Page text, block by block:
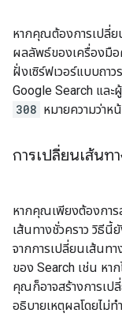
หากคุณต้องการเปลี่ย
ผลลัพธ์ของเครื่องมือ
ฝั่งเซิร์ฟเวอร์แบบถา
Google Search และ
308 หมายความว่าห
การเปลี่ยนเส้นท
หากคุณเพียงต้องการ
เส้นทางชั่วคราว วิธีนี้
จากการเปลี่ยนเส้นทา
ของ Search เช่น หา
คุณก็อาจสร้างการเป
อธิบายเหตุผลโดยไม่